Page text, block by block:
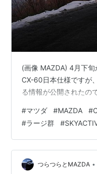
(画像 MAZDA) 4月下
CX-60日本仕様ですが
る情報が公開されたの
#マツダ #MAZDA #
#ラージ群 #
つらつらとMAZDA •